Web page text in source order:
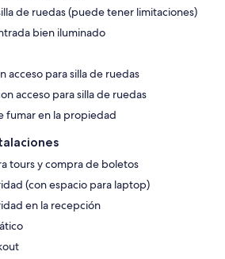
de ruedas (puede tener limitaciones)
bien iluminado
acceso para silla de ruedas
acceso para silla de ruedas
fumar en la propiedad
tours y compra de boletos
(con espacio para laptop)
en la recepción